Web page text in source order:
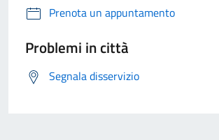
Prenota un appuntamento
Problemi in città
Segnala disservizio